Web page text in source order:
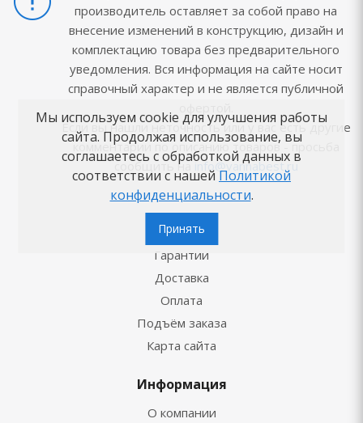
производитель оставляет за собой право на
внесение изменений в конструкцию, дизайн и
комплектацию товара без предварительного
уведомления. Вся информация на сайте носит
справочный характер и не является публичной
Если вы нашли неточность или у вас есть другие
комментарии по описанию товаров - просьба
сообщить наinfo@vannabest.ru
Сервис
Гарантии
Доставка
Оплата
Подъём заказа
Карта сайта
Информация
О компании
Мы используем cookie для улучшения работы
сайта. Продолжая использование, вы
соглашаетесь с обработкой данных в
соответствии с нашей Политикой
конфиденциальности.
Принять